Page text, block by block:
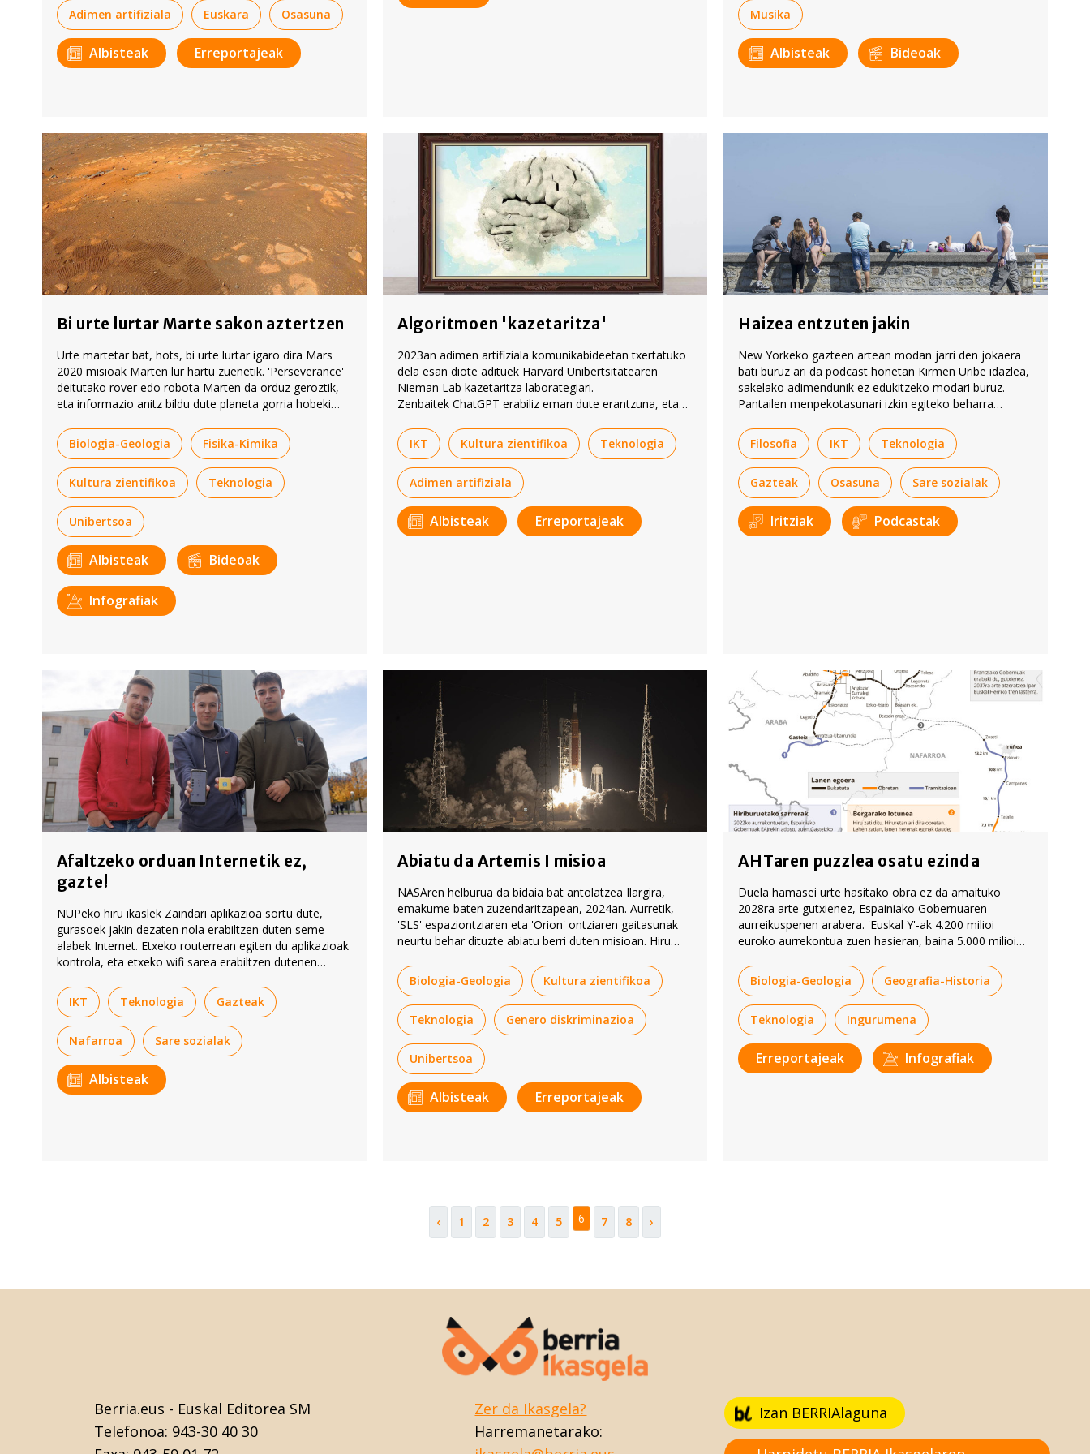
Adimen artifiziala Euskara Osasuna
Albisteak Erreportajeak
Musika
Albisteak Bideoak
Bi urte lurtar Marte sakon aztertzen
Urte martetar bat, hots, bi urte lurtar igaro dira Mars
2020 misioak Marten lur hartu zuenetik. 'Perseverance'
deitutako rover edo robota Marten da orduz geroztik,
eta informazio anitz bildu dute planeta gorria hobeki
taldeek diseinatuak dira.
Biologia-Geologia Fisika-Kimika
Kultura zientifikoa Teknologia
Unibertsoa
Albisteak Bideoak
Infografiak
Algoritmoen 'kazetaritza'
2023an adimen artifiziala komunikabideetan txertatuko
dela esan diote adituek Harvard Unibertsitatearen
Nieman Lab kazetaritza laborategiari.
Zenbaitek ChatGPT erabiliz eman dute erantzuna, eta
balioa.
IKT Kultura zientifikoa Teknologia
Adimen artifiziala
Albisteak Erreportajeak
Haizea entzuten jakin
New Yorkeko gazteen artean modan jarri den jokaera
bati buruz ari da podcast honetan Kirmen Uribe idazlea,
sakelako adimendunik ez edukitzeko modari buruz.
Pantailen menpekotasunari izkin egiteko beharra
errealagoak edukitzeko nahia.
Filosofia IKT Teknologia
Gazteak Osasuna Sare sozialak
Iritziak Podcastak
Afaltzeko orduan Internetik ez,
gazte!
NUPeko hiru ikaslek Zaindari aplikazioa sortu dute,
gurasoek jakin dezaten nola erabiltzen duten seme-
alabek Internet. Etxeko routerrean egiten du aplikazioak
kontrola, eta etxeko wifi sarea erabiltzen dutenen
IKT
Teknologia Gazteak
Nafarroa Sare sozialak
Albisteak
Abiatu da Artemis I misioa
NASAren helburua da bidaia bat antolatzea Ilargira,
emakume baten zuzendaritzapean, 2024an. Aurretik,
'SLS' espaziontziaren eta 'Orion' ontziaren gaitasunak
neurtu behar dituzte abiatu berri duten misioan. Hiru
diren misioetako informazioa biltzeko.
Biologia-Geologia Kultura zientifikoa
Teknologia Genero diskriminazioa
Unibertsoa
Albisteak Erreportajeak
AHTaren puzzlea osatu ezinda
Duela hamasei urte hasitako obra ez da amaituko
2028ra arte gutxienez, Espainiako Gobernuaren
aurreikuspenen arabera. 'Euskal Y'-ak 4.200 milioi
euroko aurrekontua zuen hasieran, baina 5.000 milioi
Biologia-Geologia
Geografia-Historia
Teknologia Ingurumena
Erreportajeak Infografiak
‹ 1 2 3 4 5 6 7 8 ›
Berria.eus - Euskal Editorea SM
Telefonoa: 943-30 40 30
Zer da Ikasgela?
Harremanetarako:
Izan BERRIAlaguna